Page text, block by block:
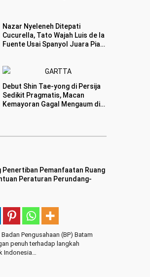
Nazar Nyeleneh Ditepati
Cucurella, Tato Wajah Luis de la
Fuente Usai Spanyol Juara Piala
Debut Shin Tae-yong di Persija
Sedikit Pragmatis, Macan
Kemayoran Gagal Mengaum di
Penertiban Pemanfaatan Ruang
Peraturan Perundang-
Pengusahaan (BP) Batam
penuh terhadap langkah
Indonesia…